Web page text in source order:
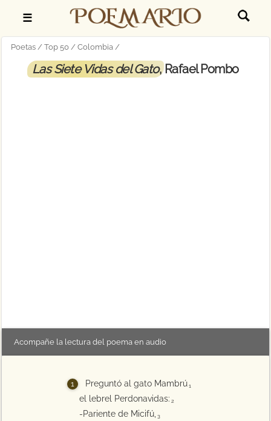
☰
Poetas Top 50 Colombia
Las Siete Vidas del Gato, Rafael Pombo
Acompañe la lectura del poema en audio
Preguntó al gato Mambrú 1
el lebrel Perdonavidas: 2
-Pariente de Micifú, 3